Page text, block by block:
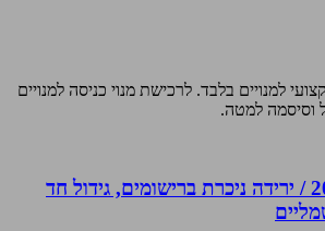
למנויים בלבד. לרכישת מנוי כניסה למנויים
וסיסמה למטה.
רישומי פרימיום 2023 / ירידה ניכרת ברישומים, גידול חד